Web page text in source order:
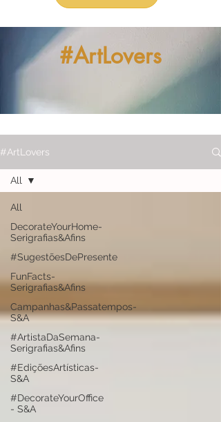
#ArtLovers
#ArtLovers
All
DecorateYourHome-
Serigrafias&Afins
#SugestõesDePresente
FunFacts-
Serigrafias&Afins
Campanhas&Passatempos-
S&A
#ArtistaDaSemana-
Serigrafias&Afins
#EdiçõesArtísticas-
S&A
#DecorateYourOffice
- S&A
All